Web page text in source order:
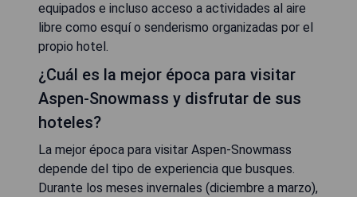
equipados e incluso acceso a actividades al aire
libre como esquí o senderismo organizadas por el
propio hotel.
¿Cuál es la mejor época para visitar
Aspen-Snowmass y disfrutar de sus
hoteles?
La mejor época para visitar Aspen-Snowmass
depende del tipo de experiencia que busques.
Durante los meses invernales (diciembre a marzo),